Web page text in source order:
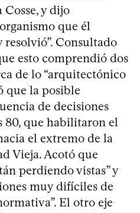
y dijo
que él
resolvió”. Consultado
esto comprendió dos
de lo “arquitectónico
que la posible
de decisiones
80, que habilitaron el
el extremo de la
Vieja. Acotó que
perdiendo vistas” y
muy difíciles de
El otro eje